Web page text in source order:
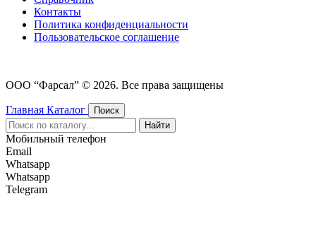
Контакты
Политика конфиденциальности
Пользовательское соглашение
ООО “Фарсал” © 2026. Все права защищены
Главная Каталог
Поиск
Найти
Мобильный телефон
Email
Whatsapp
Whatsapp
Telegram